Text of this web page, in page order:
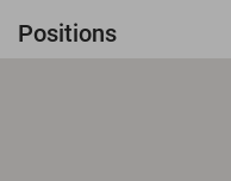
Positions